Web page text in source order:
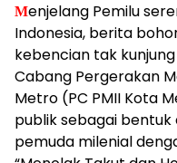
Menjelang Pemilu
Indonesia, berita
kebencian tak
Cabang Pergerakan
Metro (PC PMII Kota
publik sebagai bentuk
pemuda milenial